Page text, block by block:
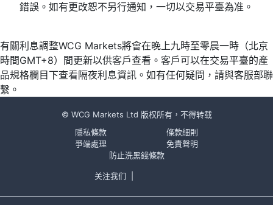
錯誤。如有更改恕不另行通知，一切以交易平臺為准。
有關利息調整WCG Markets將會在晚上九時至零晨一時（北京
時間GMT+8）間更新以供客戶查看。客戶可以在交易平臺的產
品規格欄目下查看隔夜利息資訊。如有任何疑問，請與客服部聯
繫。
© WCG Markets Ltd 版权所有，不得转载
隱私條款
條款細則
爭端處理
免責聲明
防止洗黑錢條款
关注我们